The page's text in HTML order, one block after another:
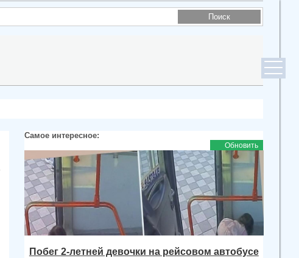
Самое интересное:
Обновить
Побег 2-летней девочки на рейсовом автобусе